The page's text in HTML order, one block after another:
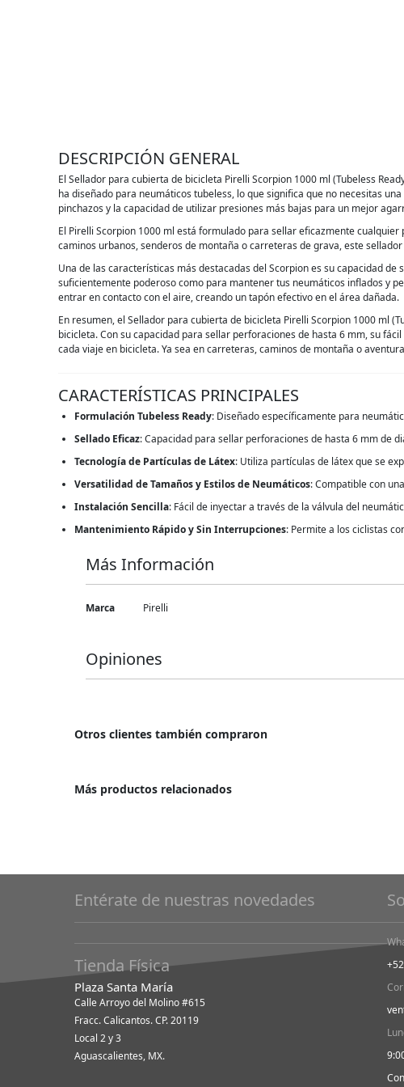
DESCRIPCIÓN GENERAL
El Sellador para cubierta de bicicleta Pirelli Scorpion 1000 ml (Tubeless
ha diseñado para neumáticos tubeless, lo que significa que no necesitas
pinchazos y la capacidad de utilizar presiones más bajas para un mejor
El Pirelli Scorpion 1000 ml está formulado para sellar eficazmente
caminos urbanos, senderos de montaña o carreteras de grava, este
Una de las características más destacadas del Scorpion es su capacidad
suficientemente poderoso como para mantener tus neumáticos inflados y
entrar en contacto con el aire, creando un tapón efectivo en el área dañada.
En resumen, el Sellador para cubierta de bicicleta Pirelli Scorpion 1000 ml
bicicleta. Con su capacidad para sellar perforaciones de hasta 6 mm, su
cada viaje en bicicleta. Ya sea en carreteras, caminos de montaña o
CARACTERÍSTICAS PRINCIPALES
Formulación Tubeless Ready: Diseñado específicamente para
Sellado Eficaz: Capacidad para sellar perforaciones de hasta 6 mm de
Tecnología de Partículas de Látex: Utiliza partículas de látex que se
Versatilidad de Tamaños y Estilos de Neumáticos: Compatible con
Instalación Sencilla: Fácil de inyectar a través de la válvula del
Mantenimiento Rápido y Sin Interrupciones: Permite a los ciclistas
Más Información
Más
Marca Pirelli
Opiniones
Otros clientes también compraron
Más productos relacionados
Entérate de nuestras novedades
Tienda Física
Plaza Santa María
Calle Arroyo del Molino #615
Fracc. Calicantos. CP. 20119
Local 2 y 3
Aguascalientes, MX.